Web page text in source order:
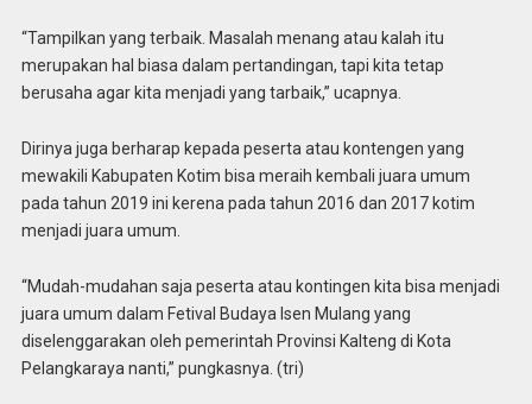
“Tampilkan yang terbaik. Masalah menang atau kalah itu
merupakan hal biasa dalam pertandingan, tapi kita tetap
berusaha agar kita menjadi yang tarbaik,” ucapnya.
Dirinya juga berharap kepada peserta atau kontengen yang
mewakili Kabupaten Kotim bisa meraih kembali juara umum
pada tahun 2019 ini kerena pada tahun 2016 dan 2017 kotim
menjadi juara umum.
“Mudah-mudahan saja peserta atau kontingen kita bisa menjadi
juara umum dalam Fetival Budaya Isen Mulang yang
diselenggarakan oleh pemerintah Provinsi Kalteng di Kota
Pelangkaraya nanti,” pungkasnya. (tri)